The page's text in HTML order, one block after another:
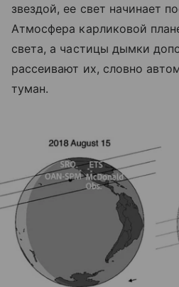
звездой, ее свет начинает
Атмосфера карликовой
света, а частицы дымки
рассеивают их, словно
туман.